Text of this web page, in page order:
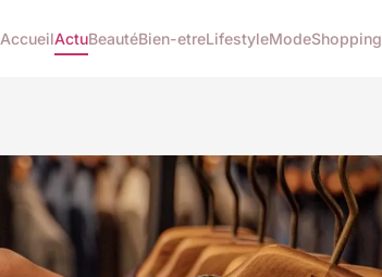
AccueilActuBeautéBien-etreLifestyleModeShopping